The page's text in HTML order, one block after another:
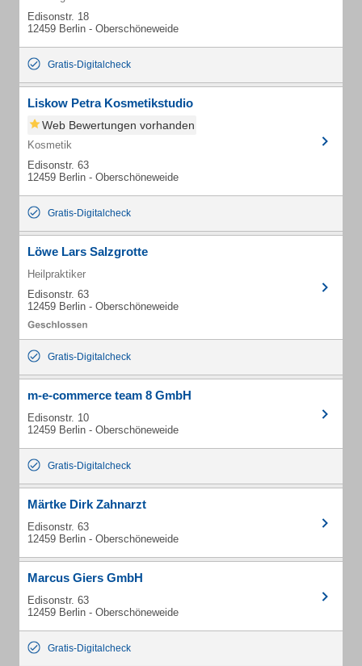
Edisonstr. 18
12459 Berlin - Oberschöneweide
Gratis-Digitalcheck
Liskow Petra Kosmetikstudio
Web Bewertungen vorhanden
Kosmetik
Edisonstr. 63
12459 Berlin - Oberschöneweide
Gratis-Digitalcheck
Löwe Lars Salzgrotte
Heilpraktiker
Edisonstr. 63
12459 Berlin - Oberschöneweide
Gratis-Digitalcheck
m-e-commerce team 8 GmbH
Edisonstr. 10
12459 Berlin - Oberschöneweide
Gratis-Digitalcheck
Märtke Dirk Zahnarzt
Edisonstr. 63
12459 Berlin - Oberschöneweide
Marcus Giers GmbH
Edisonstr. 63
12459 Berlin - Oberschöneweide
Gratis-Digitalcheck